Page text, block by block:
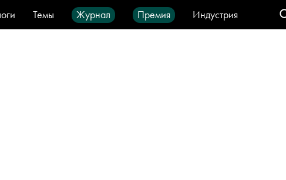
Темы Журнал Премия
Индустрия
Видео Город IT-продукты